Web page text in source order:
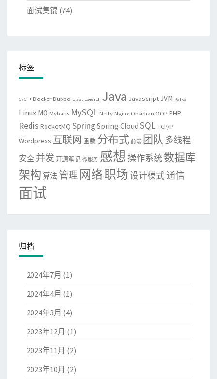
面试集锦 (74)
标签
C/C++ Docker Dubbo Elasticsearch Java JavascriptJVM Kafka
Linux MQ Mybatis MySQL Netty Nginx Obsidian OOP PHP
Redis RocketMQ Spring Spring Cloud SQL TCP/IP
Wordpress 互联网 函数 分布式 前端 团队 多线程
安全 并发 开源笔记 微服务 感想操作系统数据库
架构 算法 管理网络职场设计模式通信
面试
归档
2024年7月 (1)
2024年4月 (1)
2024年3月 (4)
2023年12月 (1)
2023年11月 (2)
2023年10月 (2)